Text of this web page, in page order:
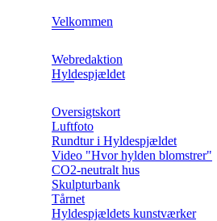
Velkommen
Webredaktion
Hyldespjældet
Oversigtskort
Luftfoto
Rundtur i Hyldespjældet
Video "Hvor hylden blomstrer"
CO2-neutralt hus
Skulpturbank
Tårnet
Hyldespjældets kunstværker